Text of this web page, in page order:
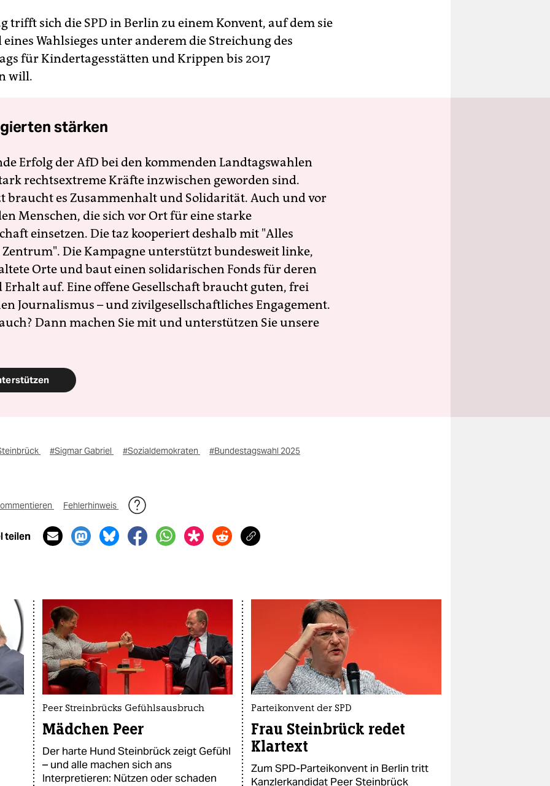
trifft sich die SPD in Berlin zu einem Konvent, auf dem sie
Wahlsieges unter anderem die Streichung des
für Kindertagesstätten und Krippen bis 2017
will.
stärken
Erfolg der AfD bei den kommenden Landtagswahlen
rechtsextreme Kräfte inzwischen geworden sind.
braucht es Zusammenhalt und Solidarität. Auch und vor
Menschen, die sich vor Ort für eine starke
einsetzen. Die taz kooperiert deshalb mit "Alles
Die Kampagne unterstützt bundesweit linke,
Orte und baut einen solidarischen Fonds für deren
Erhalt auf. Eine offene Gesellschaft braucht guten, frei
Journalismus – und zivilgesellschaftliches Engagement.
Dann machen Sie mit und unterstützen Sie unsere
#Sigmar Gabriel #Sozialdemokraten
#Bundestagswahl 2025
Fehlerhinweis
teilen
Peer Streinbrücks Gefühlsausbruch
Mädchen Peer
Der harte Hund Steinbrück zeigt Gefühl
– und alle machen sich ans
Interpretieren: Nützen oder schaden
Parteikonvent der SPD
Frau Steinbrück redet
Klartext
Zum SPD-Parteikonvent in Berlin tritt
Kanzlerkandidat Peer Steinbrück